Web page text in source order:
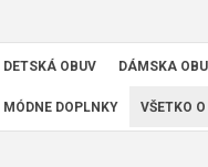
DETSKÁ OBUV DÁMSKA
MÓDNE DOPLNKY VŠETKO